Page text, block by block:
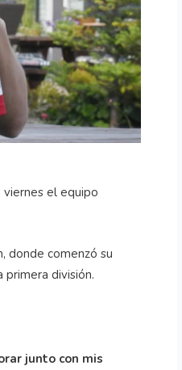
el equipo
donde comenzó su
primera división.
junto con mis